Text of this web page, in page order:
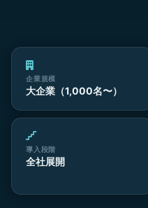
企業規模
大企業（1,000名〜）
導入段階
全社展開